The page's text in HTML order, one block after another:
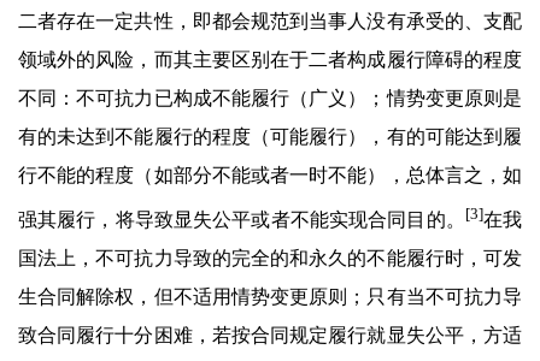
二者存在一定共性，即都会规范到当事人没有承受的、支配
领域外的风险，而其主要区别在于二者构成履行障碍的程度
不同：不可抗力已构成不能履行（广义）；情势变更原则是
有的未达到不能履行的程度（可能履行），有的可能达到履
行不能的程度（如部分不能或者一时不能），总体言之，如
强其履行，将导致显失公平或者不能实现合同目的。 [3]在我
国法上，不可抗力导致的完全的和永久的不能履行时，可发
生合同解除权，但不适用情势变更原则；只有当不可抗力导
致合同履行十分困难，若按合同规定履行就显失公平，方适